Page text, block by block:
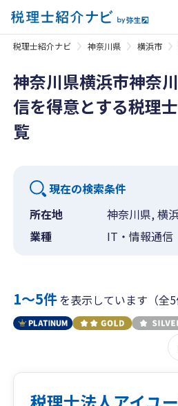
税理士紹介ナビ 神奈川県 横浜市
神奈川県横浜市神奈
信を得意とする税理
覧
現在の検索条件
所在地
神奈川県, 横
業種
IT・情報通信
1〜5件を表示しています（全5